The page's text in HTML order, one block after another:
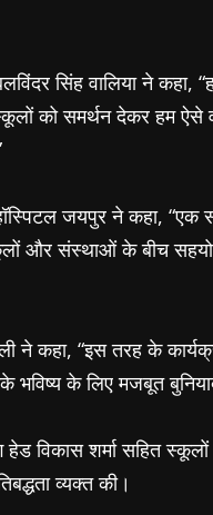
सिंह वालिया ने
को समर्थन देकर हम ऐसे
जयपुर ने कहा, “एक
और संस्थाओं के बीच
ने कहा, “इस तरह के
के लिए मजबूत
विकास शर्मा सहित
व्यक्त की।